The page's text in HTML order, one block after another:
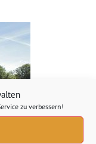
zu verbessern!